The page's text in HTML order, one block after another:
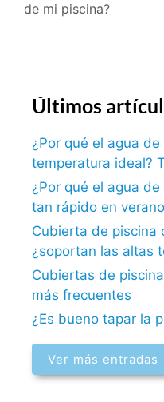
de mi piscina?
Últimos
¿Por qué el agua
temperatura ideal?
¿Por qué el agua
tan rápido en
Cubierta de piscina
¿soportan las altas
Cubiertas de
más frecuentes
¿Es bueno tapar la
Ver más entradas